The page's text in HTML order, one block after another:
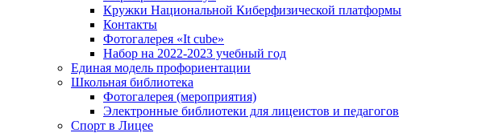
Кружки Национальной Киберфизической платформы
Контакты
Фотогалерея «It cube»
Набор на 2022-2023 учебный год
Единая модель профориентации
Школьная библиотека
Фотогалерея (мероприятия)
Электронные библиотеки для лицеистов и педагогов
Спорт в Лицее